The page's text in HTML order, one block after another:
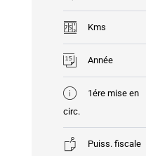
Kms
Année
1ére mise en
circ.
Puiss. fiscale